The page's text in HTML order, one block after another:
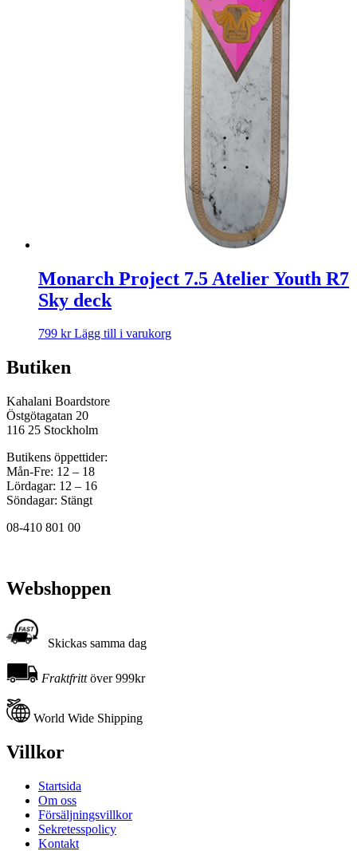
Monarch Project 7.5 Atelier Youth R7
Sky deck
799 kr Lägg till i varukorg
Butiken
Kahalani Boardstore
Östgötagatan 20
116 25 Stockholm
Butikens öppettider:
Mån-Fre: 12 – 18
Lördagar: 12 – 16
Söndagar: Stängt
08-410 801 00
Webshoppen
Skickas samma dag
Fraktfrittöver 999kr
World Wide Shipping
Villkor
Startsida
Om oss
Försäljningsvillkor
Sekretesspolicy
Kontakt